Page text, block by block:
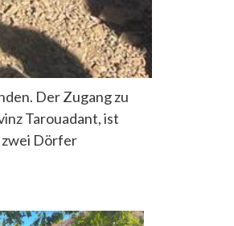
Der Zugang zu
Tarouadant, ist
zwei Dörfer